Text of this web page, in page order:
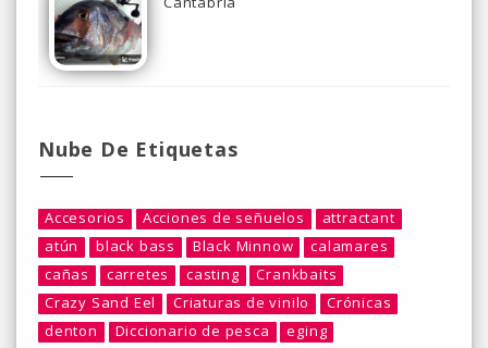
Nube De Etiquetas
Accesorios Acciones de señuelos
attractant
atún
black bass Black Minnow
calamares
cañas
carretes casting
Crankbaits
Crazy Sand Eel
Criaturas de vinilo
Crónicas
denton
Diccionario de pesca
eging